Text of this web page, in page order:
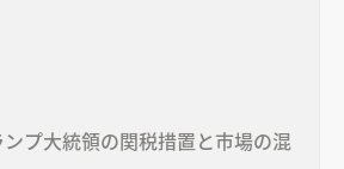
プ大統領の関税措置と市場の混